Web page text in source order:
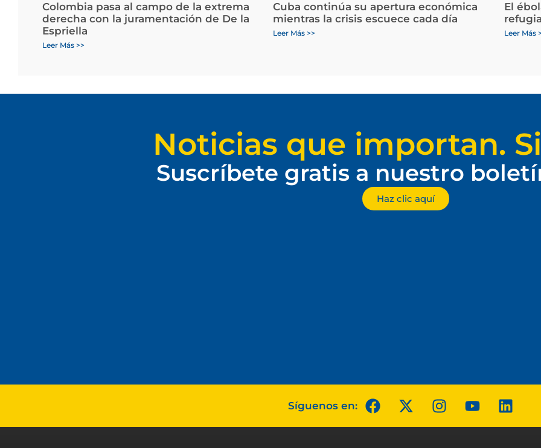
Colombia pasa al campo de la extrema
derecha con la juramentación de De la
Espriella
Leer Más >>
Cuba continúa su apertura económica
mientras la crisis escuece cada día
Leer Más >>
El
Leer Más
Noticias que importan.
Suscríbete gratis a nuestro
Haz clic aquí
Síguenos en: